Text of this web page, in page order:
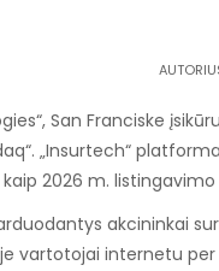
San Franciske
„Insurtech“
2026 m. listingavimo
akcininkai
vartotojai internetu